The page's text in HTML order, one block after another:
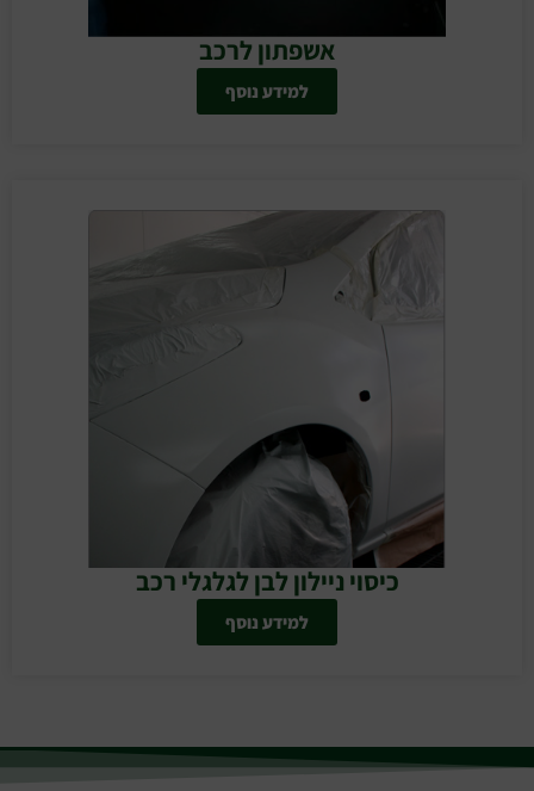
אשפתון לרכב
למידע נוסף
כיסוי ניילון לבן לגלגלי רכב
למידע נוסף